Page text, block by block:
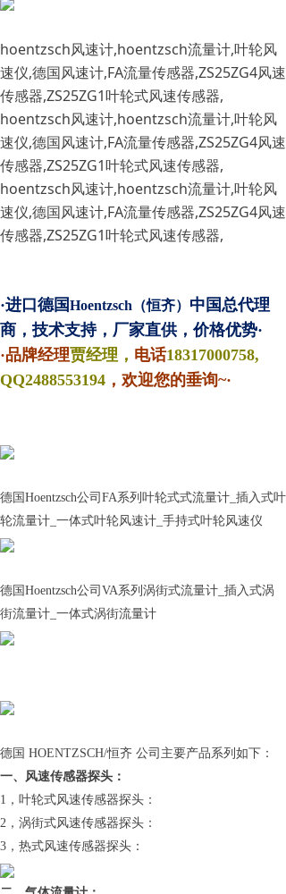
hoentzsch风速计,hoentzsch流量计,叶轮风
速仪,德国风速计,FA流量传感器,ZS25ZG4风速
传感器,ZS25ZG1叶轮式风速传感器,
hoentzsch风速计,hoentzsch流量计,叶轮风
速仪,德国风速计,FA流量传感器,ZS25ZG4风速
传感器,ZS25ZG1叶轮式风速传感器,
hoentzsch风速计,hoentzsch流量计,叶轮风
速仪,德国风速计,FA流量传感器,ZS25ZG4风速
传感器,ZS25ZG1叶轮式风速传感器,
·进口德国Hoentzsch（恒齐） 中国总代理
商，技术支持，厂家直供，价格优势·
·品牌经理贾经理， 电话18317000758,
QQ2488553194 ，欢迎您的垂询~·
德国Hoentzsch公司FA系列叶轮式式流量计_插入式叶
轮流量计_一体式叶轮风速计_手持式叶轮风速仪
德国Hoentzsch公司VA系列涡街式流量计_插入式涡
街流量计_一体式涡街流量计
德国 HOENTZSCH/恒齐 公司主要产品系列如下：
一、风速传感器探头：
1，叶轮式风速传感器探头：
2，涡街式风速传感器探头：
3，热式风速传感器探头：